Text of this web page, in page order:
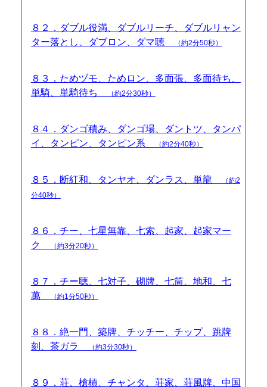
８２．ダブル役満、ダブルリーチ、ダブルリャン
ター落とし、ダブロン、ダマ聴
（約2分50秒）
８３．ためヅモ、ためロン、多面張、多面待ち、
単騎、単騎待ち
（約2分30秒）
８４．ダンゴ積み、ダンゴ場、ダントツ、タンパ
イ、タンピン、タンピン系
（約2分40秒）
８５．断紅和、タンヤオ、ダンラス、単龍
（約2
分40秒）
８６．チー、七星無靠、七索、起家、起家マー
ク
（約3分20秒）
８７．チー聴、七対子、砌牌、七筒、地和、七
萬
（約1分50秒）
８８．絶一門、築牌、チッチー、チップ、跳牌
刻、茶ガラ
（約3分30秒）
８９．荘、槍槓、チャンタ、荘家、荘風牌、中国